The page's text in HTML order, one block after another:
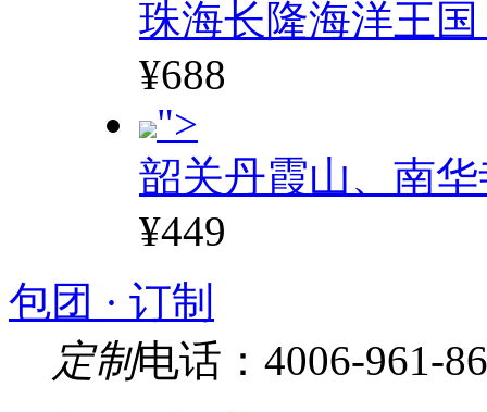
珠海长隆海洋王
¥688
">
韶关丹霞山、南
¥449
包团 · 订制
定制电话：4006-961-